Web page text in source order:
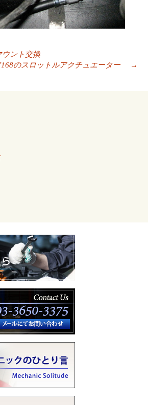
ント交換
のスロットルアクチュエーター
→